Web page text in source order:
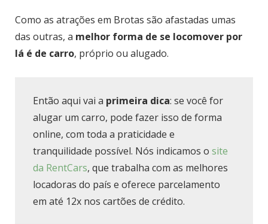
Como as atrações em Brotas são afastadas umas
das outras, a melhor forma de se locomover por
lá é de carro, próprio ou alugado.
Então aqui vai a primeira dica: se você for
alugar um carro, pode fazer isso de forma
online, com toda a praticidade e
tranquilidade possível. Nós indicamos o site
da RentCars, que trabalha com as melhores
locadoras do país e oferece parcelamento
em até 12x nos cartões de crédito.